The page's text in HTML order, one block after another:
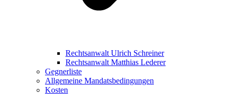
Rechtsanwalt Ulrich Schreiner
Rechtsanwalt Matthias Lederer
Gegnerliste
Allgemeine Mandatsbedingungen
Kosten